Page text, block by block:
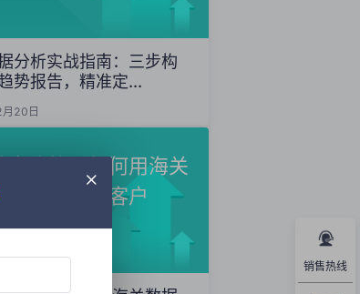
分析实战指南：三步构
势报告，精准定...
20日
客秘籍：如何用海关
准开发海外客户
销售热线